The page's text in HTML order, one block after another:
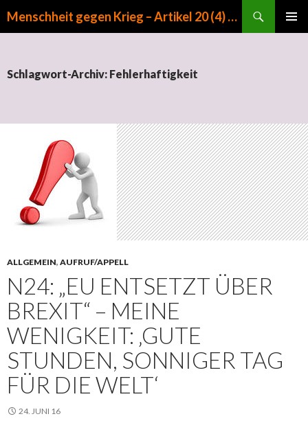
Menschheit gegen Krieg – Artikel 20 (4) GG
Schlagwort-Archiv: Fehlerhaftigkeit
ALLGEMEIN, AUFRUF/APPELL
N24: „EU ENTSETZT ÜBER
BREXIT“ – MEINE
WENIGKEIT: ‚GUTE
STUNDEN, SONNIGER TAG
FÜR DIE WELT‘
24. JUNI 16